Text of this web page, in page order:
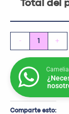
Total del
- +
Comparte esto: